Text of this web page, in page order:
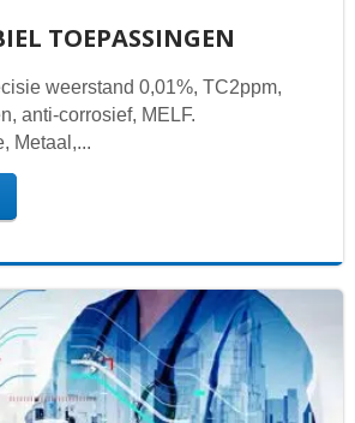
TOEPASSINGEN
weerstand 0,01%, TC2ppm,
anti-corrosief, MELF.
Metaal,...